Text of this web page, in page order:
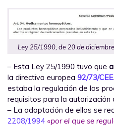
Ley 25/1990, de 20 de
– Esta Ley 25/1990 tuvo que
la directiva europea 92/73/CEE
estaba la regulación de los
requisitos para la autorización
– La adaptación de ellos se
2208/1994 «por el que se